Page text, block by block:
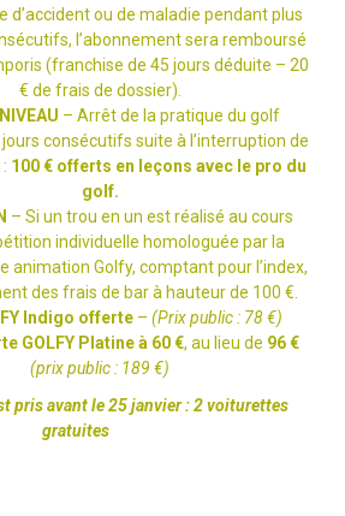
d’accident ou de maladie pendant plus
l’abonnement sera remboursé
(franchise de 45 jours déduite – 20
€ de frais de dossier).
– Arrêt de la pratique du golf
consécutifs suite à l’interruption de
100 € offerts en leçons avec le pro du
golf.
– Si un trou en un est réalisé au cours
individuelle homologuée par la
animation Golfy, comptant pour l’index,
des frais de bar à hauteur de 100 €.
Indigo offerte– (Prix public : 78 €)
GOLFY Platine à 60 €, au lieu de 96 €
(prix public : 189 €)
pris avant le 25 janvier : 2 voiturettes
gratuites